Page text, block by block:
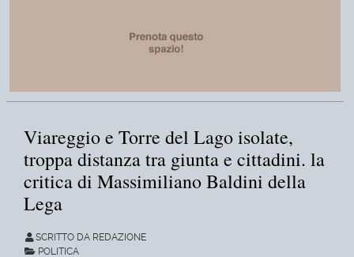
Viareggio e Torre del Lago isolate,
troppa distanza tra giunta e cittadini. la
critica di Massimiliano Baldini della
Lega
SCRITTO DA REDAZIONE
POLITICA